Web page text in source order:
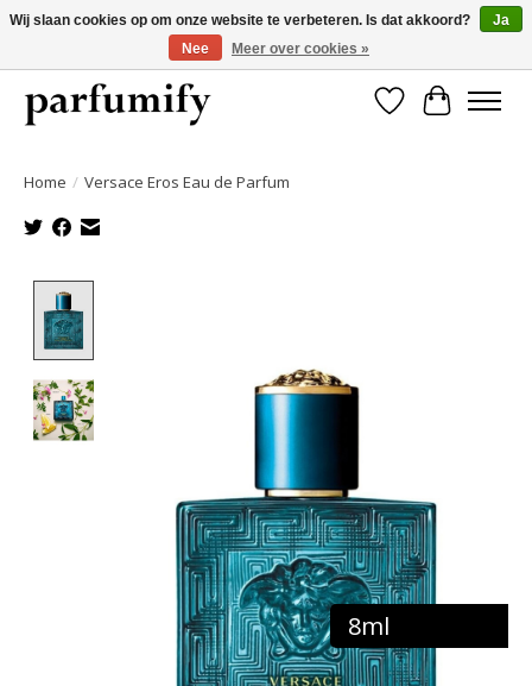
750+ Geuren | Gratis verzending | Maandelijks opzegbaar
Verlanglijst
Home / Versace Eros Eau de Parfum
8ml
Wij slaan cookies op om onze website te verbeteren. Is dat akkoord?
Ja
Nee
Meer over cookies »